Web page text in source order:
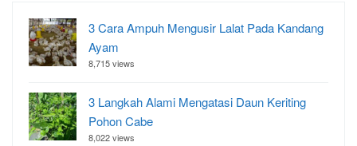
3 Cara Ampuh Mengusir Lalat Pada Kandang
Ayam
8,715 views
3 Langkah Alami Mengatasi Daun Keriting
Pohon Cabe
8,022 views